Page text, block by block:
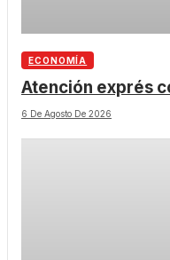
ECONOMÍA
Atención exprés
6 De Agosto De 2026